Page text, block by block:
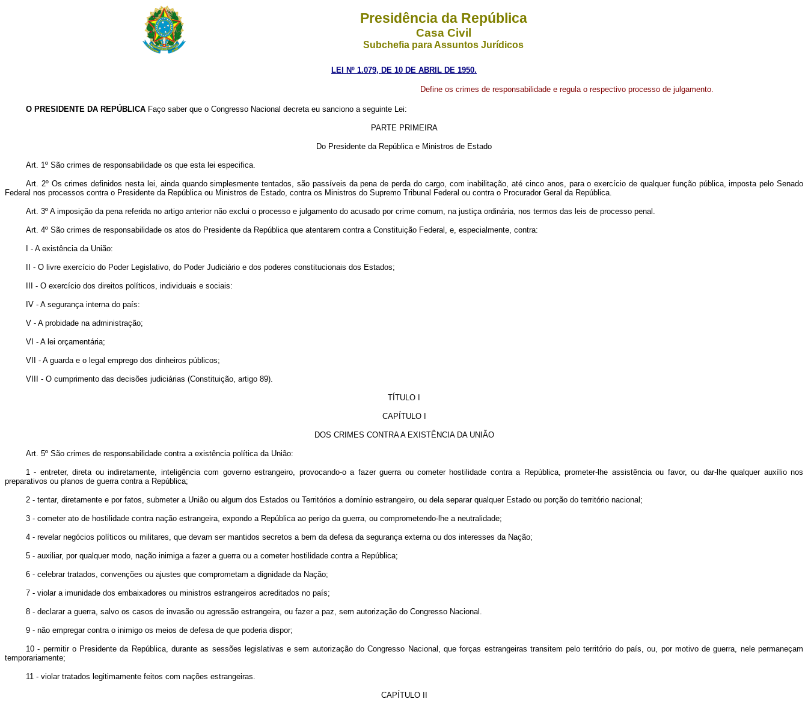
Presidência da República
Casa Civil
Subchefia para Assuntos Jurídicos
LEI Nº 1.079, DE 10 DE ABRIL DE 1950.
Define os crimes de responsabilidade e regula o respectivo processo de julgamento.
O PRESIDENTE DA REPÚBLICA Faço saber que o Congresso Nacional decreta eu sanciono a seguinte Lei:
PARTE PRIMEIRA
Do Presidente da República e Ministros de Estado
Art. 1º São crimes de responsabilidade os que esta lei especifica.
Art. 2º Os crimes definidos nesta lei, ainda quando simplesmente tentados, são passíveis da pena de perda do cargo, com inabilitação, até cinco anos, para o exercício de qualquer função pública, imposta pelo Senado
Federal nos processos contra o Presidente da República ou Ministros de Estado, contra os Ministros do Supremo Tribunal Federal ou contra o Procurador Geral da República.
Art. 3º A imposição da pena referida no artigo anterior não exclui o processo e julgamento do acusado por crime comum, na justiça ordinária, nos termos das leis de processo penal.
Art. 4º São crimes de responsabilidade os atos do Presidente da República que atentarem contra a Constituição Federal, e, especialmente, contra:
I - A existência da União:
II - O livre exercício do Poder Legislativo, do Poder Judiciário e dos poderes constitucionais dos Estados;
III - O exercício dos direitos políticos, individuais e sociais:
IV - A segurança interna do país:
V - A probidade na administração;
VI - A lei orçamentária;
VII - A guarda e o legal emprego dos dinheiros públicos;
VIII - O cumprimento das decisões judiciárias (Constituição, artigo 89).
TÍTULO I
CAPÍTULO I
DOS CRIMES CONTRA A EXISTÊNCIA DA UNIÃO
Art. 5º São crimes de responsabilidade contra a existência política da União:
1 - entreter, direta ou indiretamente, inteligência com governo estrangeiro, provocando-o a fazer guerra ou cometer hostilidade contra a República, prometer-lhe assistência ou favor, ou dar-lhe qualquer auxílio nos
preparativos ou planos de guerra contra a República;
2 - tentar, diretamente e por fatos, submeter a União ou algum dos Estados ou Territórios a domínio estrangeiro, ou dela separar qualquer Estado ou porção do território nacional;
3 - cometer ato de hostilidade contra nação estrangeira, expondo a República ao perigo da guerra, ou comprometendo-lhe a neutralidade;
4 - revelar negócios políticos ou militares, que devam ser mantidos secretos a bem da defesa da segurança externa ou dos interesses da Nação;
5 - auxiliar, por qualquer modo, nação inimiga a fazer a guerra ou a cometer hostilidade contra a República;
6 - celebrar tratados, convenções ou ajustes que comprometam a dignidade da Nação;
7 - violar a imunidade dos embaixadores ou ministros estrangeiros acreditados no país;
8 - declarar a guerra, salvo os casos de invasão ou agressão estrangeira, ou fazer a paz, sem autorização do Congresso Nacional.
9 - não empregar contra o inimigo os meios de defesa de que poderia dispor;
10 - permitir o Presidente da República, durante as sessões legislativas e sem autorização do Congresso Nacional, que forças estrangeiras transitem pelo território do país, ou, por motivo de guerra, nele permaneçam
temporariamente;
11 - violar tratados legitimamente feitos com nações estrangeiras.
CAPÍTULO II